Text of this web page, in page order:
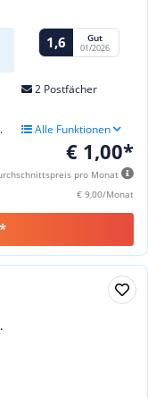
1,6 Gut
01/2026
2 Postfächer
Alle Funktionen
€ 1,00*
pro Monat
€ 9,00/Monat
*